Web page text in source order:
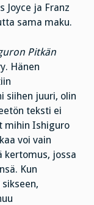
Joyce ja Franz
sama maku.
Pitkän
Hänen
siihen juuri, olin
teksti ei
mihin Ishiguro
voi vain
kertomus, jossa
Kun